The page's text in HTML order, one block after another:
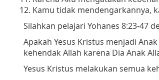
Kamu tidak mendengarkannya,
Silahkan pelajari Yohanes 8:23-47
Apakah Yesus Kristus menjadi
kehendak Allah karena Dia Anak
Yesus Kristus melakukan semua